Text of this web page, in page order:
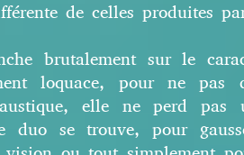
de celles produites
brutalement sur le
loquace, pour ne pas
elle ne perd pas
duo se trouve, pour